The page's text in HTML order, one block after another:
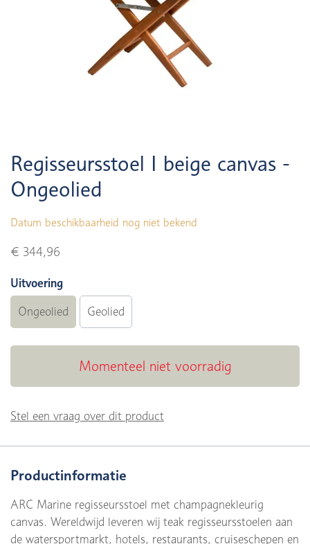
Regisseursstoel I beige canvas -
Ongeolied
Datum beschikbaarheid nog niet bekend
€ 344,96
Uitvoering
Ongeolied Geolied
Momenteel niet voorradig
Stel een vraag over dit product
Productinformatie
ARC Marine regisseursstoel met champagnekleurig
canvas. Wereldwijd leveren wij teak regisseursstoelen aan
de watersportmarkt, hotels, restaurants, cruiseschepen en